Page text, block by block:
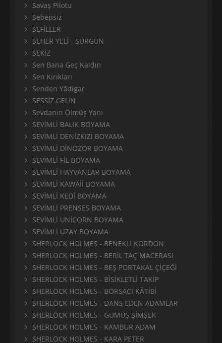
Savaş Pilotu
Sebepsiz
SEFİLLER
SEHER YELİ - SÜRGÜN
SEKİZ
Sen Bana Geç Kaldın
Sen Kırıkları
Senden Yâdigar
SESSİZ GELİN
Sevdanın Ölmüş Yanı
SEVİMLİ BALIK BOYAMA
SEVİMLİ DENİZKIZI BOYAMA
SEVİMLİ DİNOZOR BOYAMA
SEVİMLİ FİL BOYAMA
SEVİMLİ HAYVANLAR BOYAMA
SEVİMLİ KAWAİİ BOYAMA
SEVİMLİ KEDİ BOYAMA
SEVİMLİ PRENSES BOYAMA
SEVİMLİ UNİCORN BOYAMA
SEVİMLİ UZAY BOYAMA
SHERLOCK HOLMES - BENEKLİ KORDON
SHERLOCK HOLMES - BERİL TAÇ MACERASI
SHERLOCK HOLMES - BEŞ PORTAKAL ÇİÇEĞİ
SHERLOCK HOLMES - BİSİKLETLİ TAKİP
SHERLOCK HOLMES - BORSACI KÂTİBİ
SHERLOCK HOLMES - DANS EDEN ADAMLAR
SHERLOCK HOLMES - GÜMÜŞ ŞİMŞEK
SHERLOCK HOLMES - KAMBUR ADAM
SHERLOCK HOLMES - KARA PETER